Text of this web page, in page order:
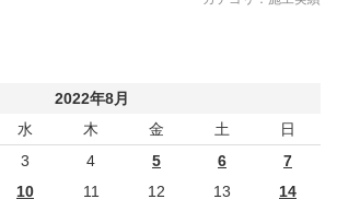
2022年8月
水 木 金 土 日
3 4 5 6
7
10 11 12 13
14